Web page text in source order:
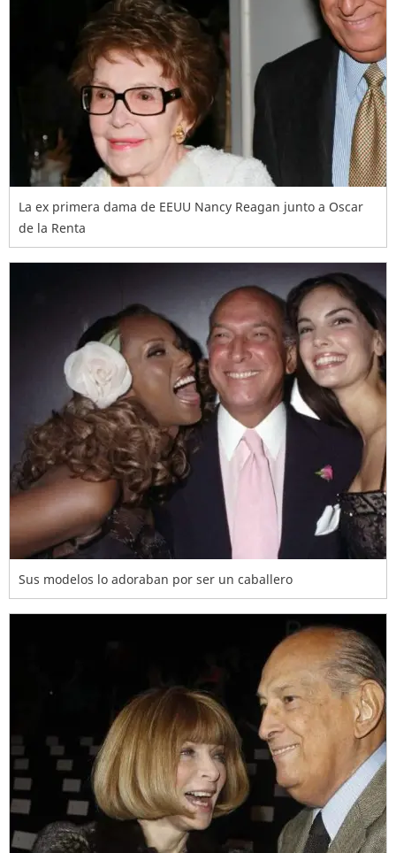
La ex primera dama de EEUU Nancy Reagan junto a Oscar
de la Renta
Sus modelos lo adoraban por ser un caballero